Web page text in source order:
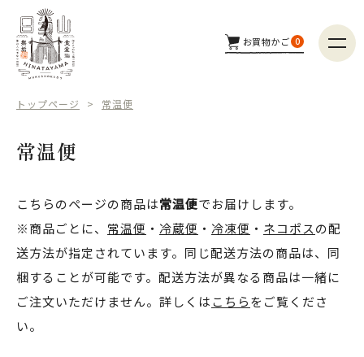
商品カテゴリー
商品検索
お買物かご 0
トップページ 常温便
常温便
こちらのページの商品は常温便でお届けします。
※商品ごとに、 常温便 ・ 冷蔵便 ・ 冷凍便 ・ ネコポスの配
送方法が指定されています。同じ配送方法の商品は、同
梱することが可能です。配送方法が異なる商品は一緒に
ご注文いただけません。詳しくはこちらをご覧くださ
い。